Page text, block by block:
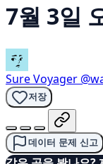
7월 3일
Sure Voyager
저장
데이터 문제 신고